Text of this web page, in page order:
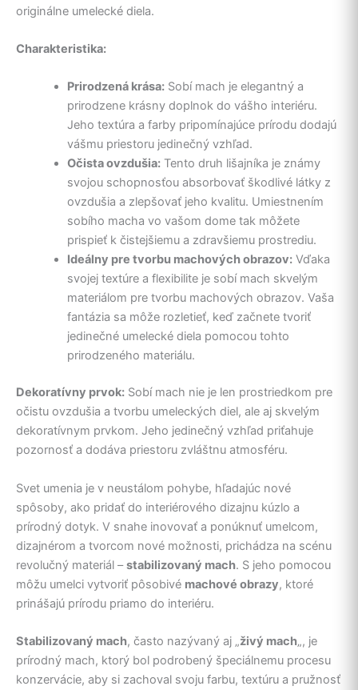
originálne umelecké diela.
Charakteristika:
Prirodzená krása:Sobí mach je elegantný a
prirodzene krásny doplnok do vášho interiéru.
Jeho textúra a farby pripomínajúce prírodu dodajú
vášmu priestoru jedinečný vzhľad.
Očista ovzdušia:Tento druh lišajníka je známy
svojou schopnosťou absorbovať škodlivé látky z
ovzdušia a zlepšovať jeho kvalitu. Umiestnením
sobího macha vo vašom dome tak môžete
prispieť k čistejšiemu a zdravšiemu prostrediu.
Ideálny pre tvorbu machových obrazov:Vďaka
svojej textúre a flexibilite je sobí mach skvelým
materiálom pre tvorbu machových obrazov. Vaša
fantázia sa môže rozletieť, keď začnete tvoriť
jedinečné umelecké diela pomocou tohto
prirodzeného materiálu.
Dekoratívny prvok: Sobí mach nie je len prostriedkom pre
očistu ovzdušia a tvorbu umeleckých diel, ale aj skvelým
dekoratívnym prvkom. Jeho jedinečný vzhľad priťahuje
pozornosť a dodáva priestoru zvláštnu atmosféru.
Svet umenia je v neustálom pohybe, hľadajúc nové
spôsoby, ako pridať do interiérového dizajnu kúzlo a
prírodný dotyk. V snahe inovovať a ponúknuť umelcom,
dizajnérom a tvorcom nové možnosti, prichádza na scénu
revolučný materiál –stabilizovaný mach. S jeho pomocou
môžu umelci vytvoriť pôsobivé machové obrazy, ktoré
prinášajú prírodu priamo do interiéru.
Stabilizovaný mach, často nazývaný aj „živý mach„, je
prírodný mach, ktorý bol podrobený špeciálnemu procesu
konzervácie, aby si zachoval svoju farbu, textúru a pružnosť